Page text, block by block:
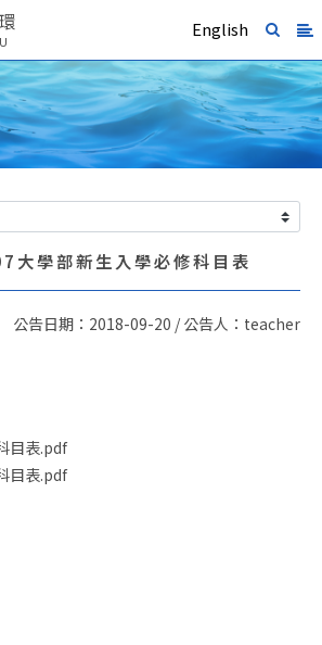
English
大學部新生入學必修科目表
公告日期：2018-09-20 / 公告人：teacher
目表.pdf
目表.pdf